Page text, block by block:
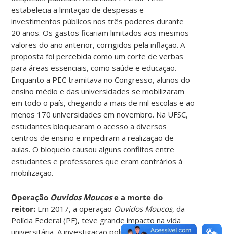
estabelecia a limitação de despesas e
investimentos públicos nos três poderes durante
20 anos. Os gastos ficariam limitados aos mesmos
valores do ano anterior, corrigidos pela inflação. A
proposta foi percebida como um corte de verbas
para áreas essenciais, como saúde e educação.
Enquanto a PEC tramitava no Congresso, alunos do
ensino médio e das universidades se mobilizaram
em todo o país, chegando a mais de mil escolas e ao
menos 170 universidades em novembro. Na UFSC,
estudantes bloquearam o acesso a diversos
centros de ensino e impediram a realização de
aulas. O bloqueio causou alguns conflitos entre
estudantes e professores que eram contrários à
mobilização.
Operação Ouvidos Moucose a morte do
reitor: Em 2017, a operação Ouvidos Moucos, da
Polícia Federal (PF), teve grande impacto na vida
universitária. A investigação policial pretendia